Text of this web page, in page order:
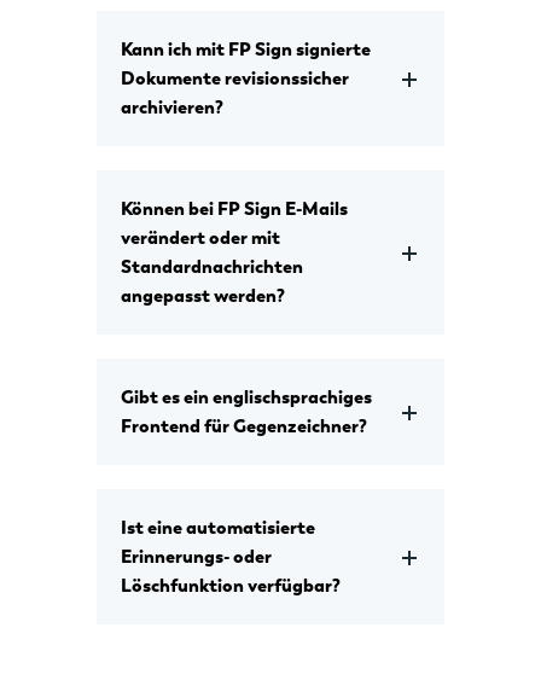
Kann ich mit FP Sign signierte
Dokumente revisionssicher
archivieren?
Können bei FP Sign E-Mails
verändert oder mit
Standardnachrichten
angepasst werden?
Gibt es ein englischsprachiges
Frontend für Gegenzeichner?
Ist eine automatisierte
Erinnerungs- oder
Löschfunktion verfügbar?